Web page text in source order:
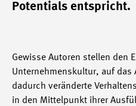
Potentials entspricht.
Gewisse Autoren stellen den
Unternehmenskultur, auf das
dadurch veränderte
in den Mittelpunkt ihrer